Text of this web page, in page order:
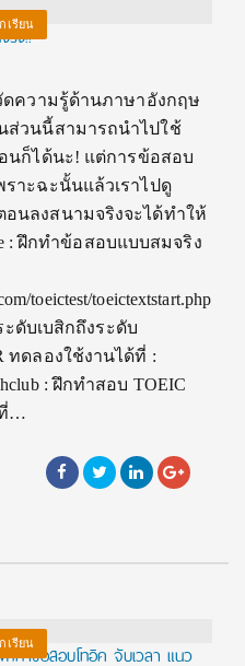
เรียน
ริง!!
ดความรู้ด้านภาษาอังกฤษ
ส่วนนี้สามารถนำไปใช้
นก็ได้นะ! แต่การข้อสอบ
าะฉะนั้นแล้วเราไปดู
นลงสนามจริงจะได้ทำให้
: ฝึกทำข้อสอบแบบสมจริง
toeictest/toeictextstart.php
ะดับเบสิกถึงระดับ
ทดลองใช้งานได้ที่ :
: ฝึกทำสอบ TOEIC
ที่…
เรียน
ทำข้อสอบโทอิค จับเวลา แนว